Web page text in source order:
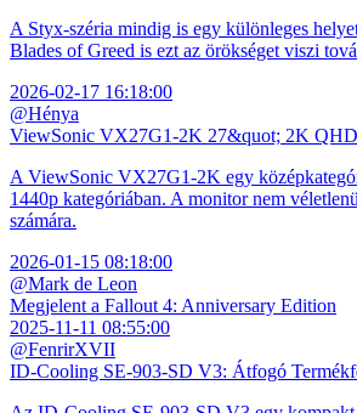
A Styx-széria mindig is egy különleges
Blades of Greed is ezt az örökséget viszi
2026-02-17 16:18:00
@Hénya
ViewSonic VX27G1-2K 27&quot; 2K
A ViewSonic VX27G1-2K egy
1440p kategóriában. A monitor nem
számára.
2026-01-15 08:18:00
@Mark de Leon
Megjelent a Fallout 4: Anniversary Edition
2025-11-11 08:55:00
@FenrirXVII
ID-Cooling SE-903-SD V3: Átfogó